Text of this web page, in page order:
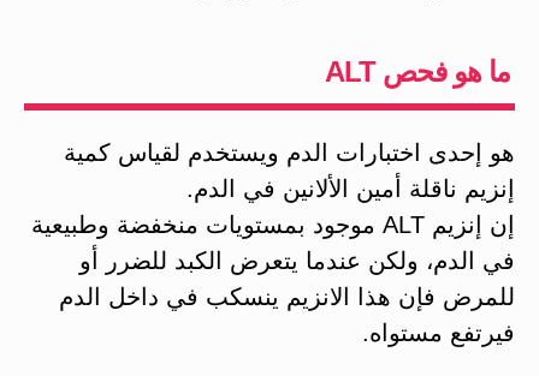
ما هو فحص ALT
هو إحدى اختبارات الدم ويستخدم لقياس كمية
إنزيم ناقلة أمين الألانين في الدم.
إن إنزيم ALT موجود بمستويات منخفضة وطبيعية
في الدم، ولكن عندما يتعرض الكبد للضرر أو
للمرض فإن هذا الانزيم ينسكب في داخل الدم
فيرتفع مستواه.